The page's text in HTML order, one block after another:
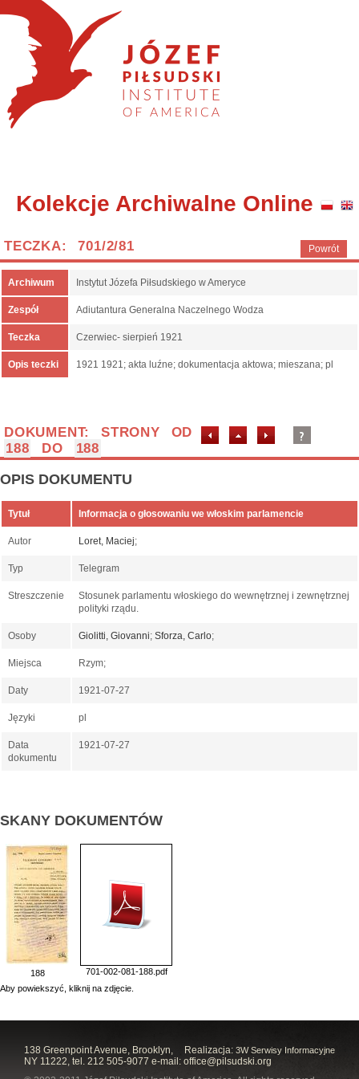
Kolekcje Archiwalne Online
Powrót
TECZKA: 701/2/81
Archiwum Instytut Józefa Piłsudskiego w Ameryce
Zespół Adiutantura Generalna Naczelnego Wodza
Teczka Czerwiec- sierpień 1921
Opis teczki 1921 1921; akta luźne; dokumentacja aktowa; mieszana; pl
DOKUMENT: STRONY OD
188
DO 188
OPIS DOKUMENTU
Tytuł Informacja o głosowaniu we włoskim parlamencie
Autor Loret, Maciej;
Typ Telegram
Streszczenie
Stosunek parlamentu włoskiego do wewnętrznej i zewnętrznej
polityki rządu.
Osoby Giolitti, Giovanni; Sforza, Carlo;
Miejsca Rzym;
Daty 1921-07-27
Języki pl
Data
dokumentu
1921-07-27
SKANY DOKUMENTÓW
188
701-002-081-188.pdf
Aby powiekszyć, kliknij na zdjęcie.
Realizacja: 3W Serwisy Informacyjne
138 Greenpoint Avenue, Brooklyn,
NY 11222, tel. 212 505-9077 e-mail: office@pilsudski.org